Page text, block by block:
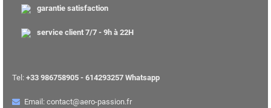
garantie satisfaction
service client 7/7 - 9h à 22H
Tel: +33 986758905 - 614293257 Whatsapp
Email: contact@aero-passion.fr